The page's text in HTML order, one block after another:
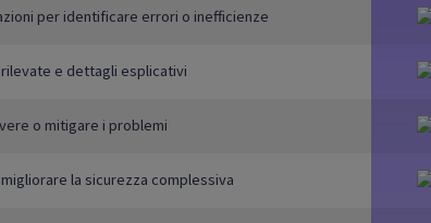
per identificare errori o inefficienze
e dettagli esplicativi
o mitigare i problemi
la sicurezza complessiva